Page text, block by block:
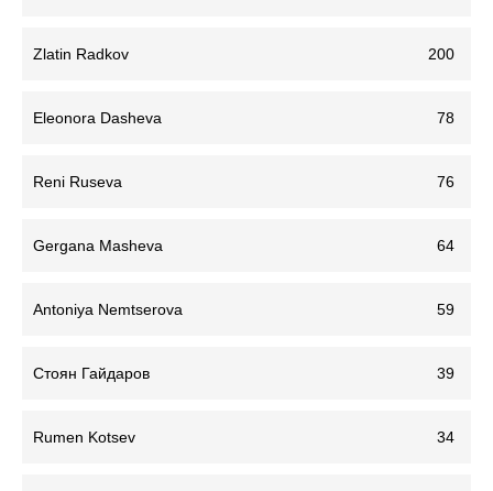
Zlatin Radkov 200
Eleonora Dasheva 78
Reni Ruseva 76
Gergana Masheva 64
Antoniya Nemtserova 59
Стоян Гайдаров 39
Rumen Kotsev 34